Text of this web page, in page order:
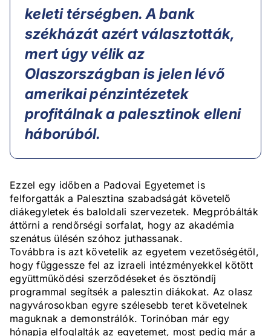
keleti térségben. A bank
székházát azért választották,
mert úgy vélik az
Olaszországban is jelen lévő
amerikai pénzintézetek
profitálnak a palesztinok elleni
háborúból.
Ezzel egy időben a Padovai Egyetemet is
felforgatták a Palesztina szabadságát követelő
diákegyletek és baloldali szervezetek. Megpróbálták
áttörni a rendőrségi sorfalat, hogy az akadémia
szenátus ülésén szóhoz juthassanak.
Továbbra is azt követelik az egyetem vezetőségétől,
hogy függessze fel az izraeli intézményekkel kötött
együttműködési szerződéseket és ösztöndíj
programmal segítsék a palesztin diákokat. Az olasz
nagyvárosokban egyre szélesebb teret követelnek
maguknak a demonstrálók. Torinóban már egy
hónapja elfoglalták az egyetemet, most pedig már a